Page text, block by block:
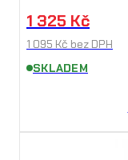
1 325 Kč
1 095 Kč bez DPH
SKLADEM